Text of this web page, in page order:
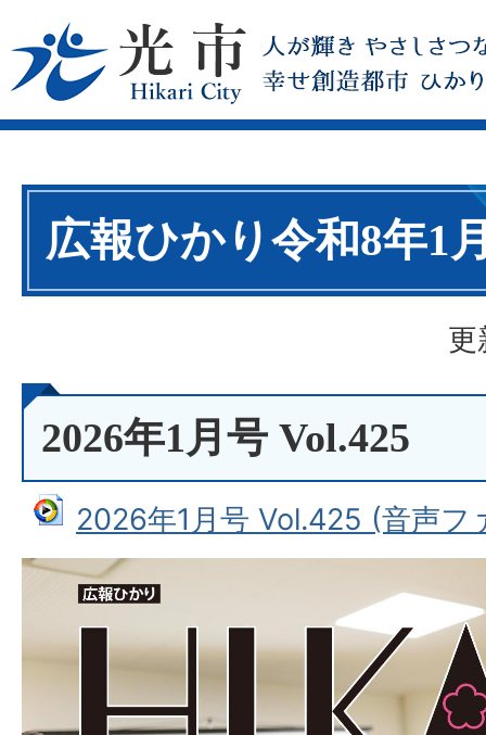
広報ひかり令和8年1
更
2026年1月号 Vol.425
2026年1月号 Vol.425 (音声フ